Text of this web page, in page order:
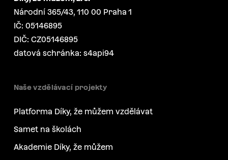
Národní 365/43, 110 00 Praha 1
IČ: 05146895
DIČ: CZ05146895
datová schránka: s4api94
Naše vzdělávací projekty
Platforma Díky, že můžem vzdělávat
Samet na školách
Akademie Díky, že můžem